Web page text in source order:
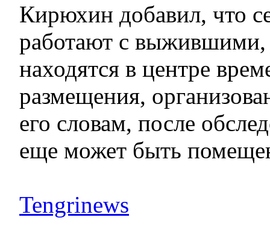
Кирюхин добавил, что
работают с выжившими,
находятся в центре
размещения,
его словам, после
еще может быть
Tengrinews